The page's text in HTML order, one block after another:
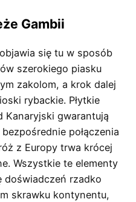
Gambii
się tu w sposób
szerokiego piasku
zakolom, a krok dalej
rybackie. Płytkie
Kanaryjski gwarantują
połączenia
z Europy trwa krócej
Wszystkie te elementy
doświadczeń rzadko
skrawku kontynentu,